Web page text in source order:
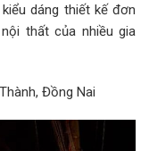
dáng thiết kế đơn
thất của nhiều gia
Đồng Nai